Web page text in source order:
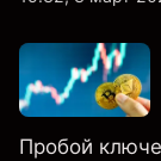
потоки.
надежным
Пробой